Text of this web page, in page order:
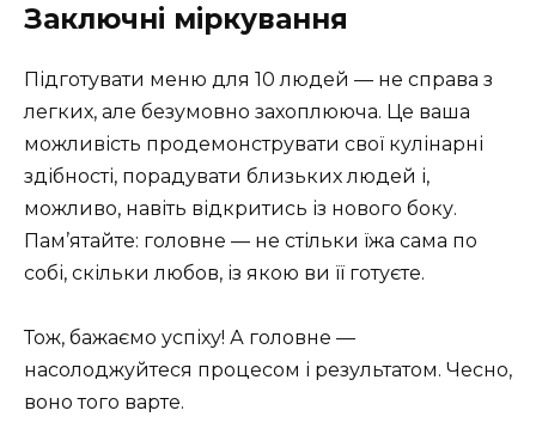
Заключні міркування
Підготувати меню для 10 людей — не справа з
легких, але безумовно захоплююча. Це ваша
можливість продемонструвати свої кулінарні
здібності, порадувати близьких людей і,
можливо, навіть відкритись із нового боку.
Пам’ятайте: головне — не стільки їжа сама по
собі, скільки любов, із якою ви її готуєте.
Тож, бажаємо успіху! А головне —
насолоджуйтеся процесом і результатом. Чесно,
воно того варте.